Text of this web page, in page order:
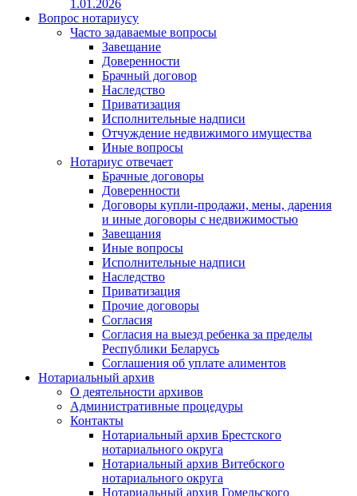
1.01.2026
Вопрос нотариусу
Часто задаваемые вопросы
Завещание
Доверенности
Брачный договор
Наследство
Приватизация
Исполнительные надписи
Отчуждение недвижимого имущества
Иные вопросы
Нотариус отвечает
Брачные договоры
Доверенности
Договоры купли-продажи, мены, дарения
и иные договоры с недвижимостью
Завещания
Иные вопросы
Исполнительные надписи
Наследство
Приватизация
Прочие договоры
Согласия
Согласия на выезд ребенка за пределы
Республики Беларусь
Соглашения об уплате алиментов
Нотариальный архив
О деятельности архивов
Административные процедуры
Контакты
Нотариальный архив Брестского
нотариального округа
Нотариальный архив Витебского
нотариального округа
Нотариальный архив Гомельского